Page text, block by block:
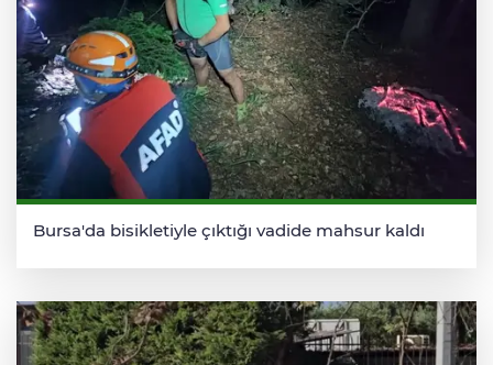
Bursa'da bisikletiyle çıktığı vadide mahsur kaldı